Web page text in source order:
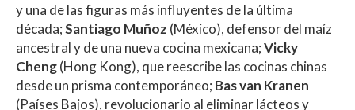
y una de las figuras más influyentes de la última
década;Santiago Muñoz (México), defensor del maíz
ancestral y de una nueva cocina mexicana;Vicky
Cheng(Hong Kong), que reescribe las cocinas chinas
desde un prisma contemporáneo; Bas van Kranen
(Países Bajos), revolucionario al eliminar lácteos y